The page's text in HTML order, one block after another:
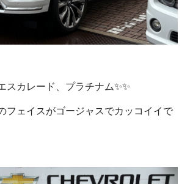
スカレード、プラチナム✨✨
フェイスがゴージャスでカッコイイで